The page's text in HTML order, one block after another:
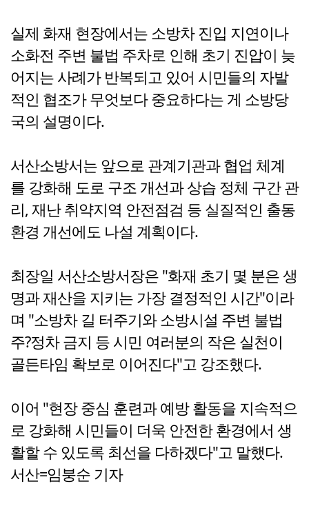
실제 화재 현장에서는 소방차 진입 지연이나
소화전 주변 불법 주차로 인해 초기 진압이 늦
어지는 사례가 반복되고 있어 시민들의 자발
적인 협조가 무엇보다 중요하다는 게 소방당
국의 설명이다.
서산소방서는 앞으로 관계기관과 협업 체계
를 강화해 도로 구조 개선과 상습 정체 구간 관
리, 재난 취약지역 안전점검 등 실질적인 출동
환경 개선에도 나설 계획이다.
최장일 서산소방서장은 "화재 초기 몇 분은 생
명과 재산을 지키는 가장 결정적인 시간"이라
며 "소방차 길 터주기와 소방시설 주변 불법
주?정차 금지 등 시민 여러분의 작은 실천이
골든타임 확보로 이어진다"고 강조했다.
이어 "현장 중심 훈련과 예방 활동을 지속적으
로 강화해 시민들이 더욱 안전한 환경에서 생
활할 수 있도록 최선을 다하겠다"고 말했다.
서산=임붕순 기자